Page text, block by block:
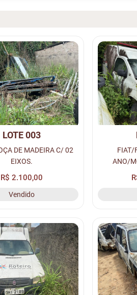
LOTE 003
DE MADEIRA C/ 02
EIXOS.
R$ 2.100,00
Vendido
FIAT/
ANO/
BRANCA
PLACA: